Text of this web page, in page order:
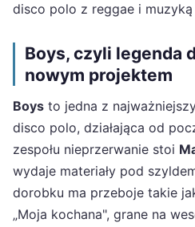
disco polo z reggae i muzyką
Boys, czyli legenda
nowym projektem
Boys to jedna z
disco polo, działająca od
zespołu nieprzerwanie stoi
wydaje materiały pod
dorobku ma przeboje takie
„Moja kochana", grane na